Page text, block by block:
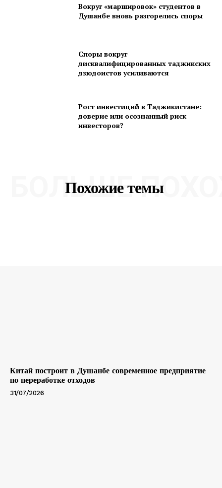
Вокруг «маршировок» студентов в
Душанбе вновь разгорелись споры
Споры вокруг
дисквалифицированных таджикских
дзюдоистов усиливаются
Рост инвестиций в Таджикистане:
доверие или осознанный риск
инвесторов?
Похожие темы
БОЛЬШЕ
Китай построит в Душанбе современное предприятие
по переработке отходов
31/07/2026